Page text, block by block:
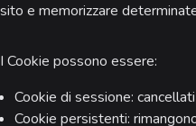
sito e memorizzare
I Cookie possono essere:
Cookie di sessione:
Cookie persistenti: